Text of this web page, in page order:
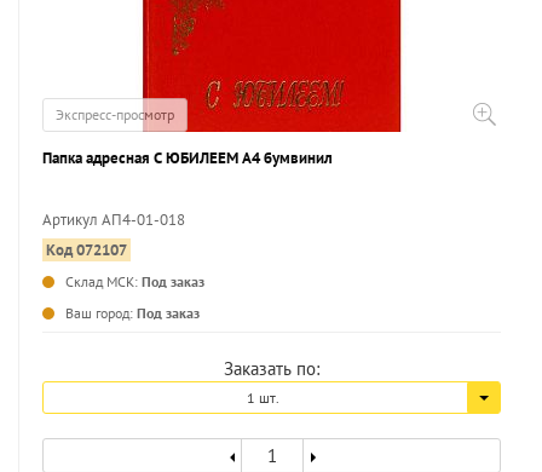
Экспресс-просмотр
Папка адресная С ЮБИЛЕЕМ А4 бумвинил
Артикул АП4-01-018
Код 072107
Склад МСК: Под заказ
Ваш город: Под заказ
Заказать по:
1 шт.